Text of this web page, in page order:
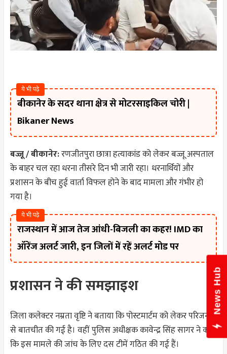
ये भी पढ़े
बीकानेर के सदर थाना क्षेत्र से मोटरसाइकिल चोरी |
Bikaner News
बज्जू / बीकानेर:रणजीतपुरा छात्रा हत्याकांड को लेकर बज्जू अस्पताल
के बाहर चल रहा धरना तीसरे दिन भी जारी रहा। धरनार्थियों और
प्रशासन के बीच हुई वार्ता विफल होने के बाद मामला और गंभीर हो
गया है।
ये भी पढ़े
राजस्थान में आज तेज आंधी-बिजली का कहर! IMD का
ऑरेंज अलर्ट जारी, इन जिलों में रहें अलर्ट मोड पर
प्रशासन ने की समझाइश
जिला कलेक्टर नम्रता वृष्टि ने बताया कि पोस्टमार्टम को लेकर परिजनों
से बातचीत की गई है। वहीं पुलिस अधीक्षक कावेन्द्र सिंह सागर ने कहा
कि इस मामले की जांच के लिए दस टीमें गठित की गई हैं।
News Hub